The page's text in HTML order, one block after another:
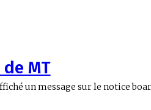
MT
un message sur le notice